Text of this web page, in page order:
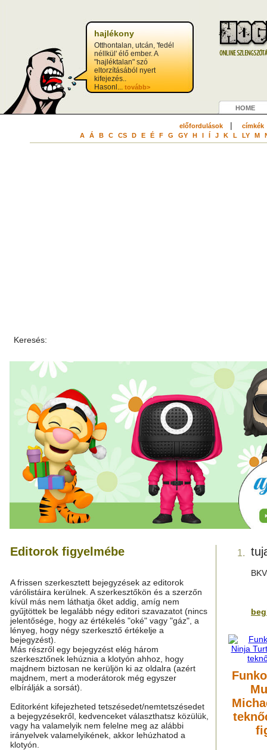
hajlékony
Otthontalan, utcán, 'fedél
néllkül' élő ember. A
"hajléktalan" szó
eltorzításából nyert
kifejezés..
Hasonl... tovább>
HOME
előfordulások| címkék
A Á B C CS D E É F G GY H I Í J K L LY M
Keresés:
Editorok figyelmébe
A frissen szerkesztett bejegyzések az editorok
várólistáira kerülnek. A szerkesztőkön és a szerzőn
kívül más nem láthatja őket addig, amíg nem
gyűjtöttek be legalább négy editori szavazatot (nincs
jelentősége, hogy az értékelés "oké" vagy "gáz", a
lényeg, hogy négy szerkesztő értékelje a
bejegyzést).
Más részről egy bejegyzést elég három
szerkesztőnek lehúznia a klotyón ahhoz, hogy
majdnem biztosan ne kerüljön ki az oldalra (azért
majdnem, mert a moderátorok még egyszer
elbírálják a sorsát).
Editorként kifejezheted tetszésedet/nemtetszésedet
a bejegyzésekről, kedvenceket választhatsz közülük,
vagy ha valamelyik nem felelne meg az alábbi
irányelvek valamelyikének, akkor lehúzhatod a
klotyón.
1.